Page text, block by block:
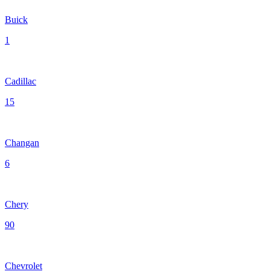
Buick
1
Cadillac
15
Changan
6
Chery
90
Chevrolet